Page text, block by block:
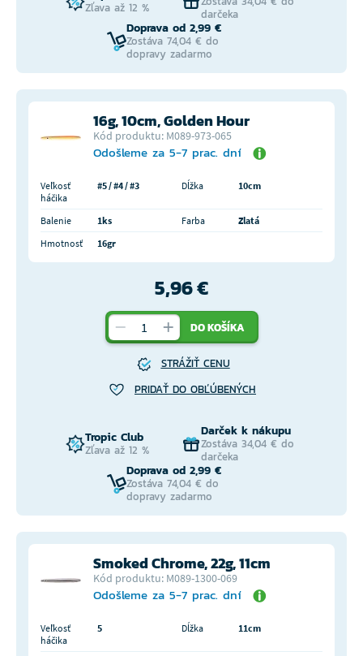
Zľava až 12 %
darčeka
Doprava od 2,99 €
Zostáva 74,04 € do
dopravy zadarmo
16g, 10cm, Golden Hour
Kód produktu: M089-973-065
Odošleme za 5-7 prac. dní
Veľkosť
háčika
#5 / #4 / #3 Dĺžka 10cm
Balenie 1ks Farba
Zlatá
Hmotnosť
16gr
5,96 €
DO KOŠÍKA
STRÁŽIŤ CENU
PRIDAŤ DO OBĽÚBENÝCH
Tropic Club
Zľava až 12 %
Darček k nákupu
Zostáva 34,04 € do
darčeka
Doprava od 2,99 €
Zostáva 74,04 € do
dopravy zadarmo
Smoked Chrome, 22g, 11cm
Kód produktu: M089-1300-069
Odošleme za 5-7 prac. dní
Veľkosť
háčika
5 Dĺžka 11cm